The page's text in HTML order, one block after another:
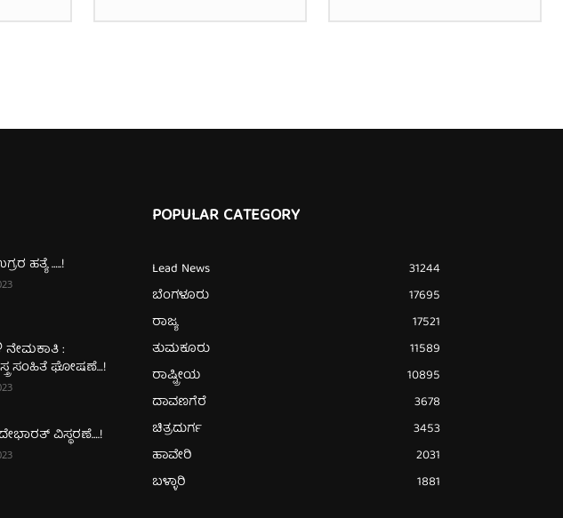
ಹತ್ಯೆ …..!
:
ಸಂಹಿತೆ ಘೋಷಣೆ…!
ವಿಸ್ಥರಣೆ….!
POPULAR CATEGORY
Lead News
31244
ಬೆಂಗಳೂರು
17695
ರಾಜ್ಯ
17521
ತುಮಕೂರು
11589
ರಾಷ್ಟ್ರೀಯ
10895
ದಾವಣಗೆರೆ
3678
ಚಿತ್ರದುರ್ಗ
3453
ಹಾವೇರಿ
2031
ಬಳ್ಳಾರಿ
1881